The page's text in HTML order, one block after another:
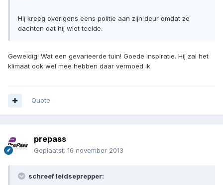
Hij kreeg overigens eens politie aan zijn deur omdat ze
dachten dat hij wiet teelde.
Geweldig! Wat een gevarieerde tuin! Goede inspiratie. Hij zal het
klimaat ook wel mee hebben daar vermoed ik.
Quote
prepass
Geplaatst: 16 november 2013
schreef leidseprepper: